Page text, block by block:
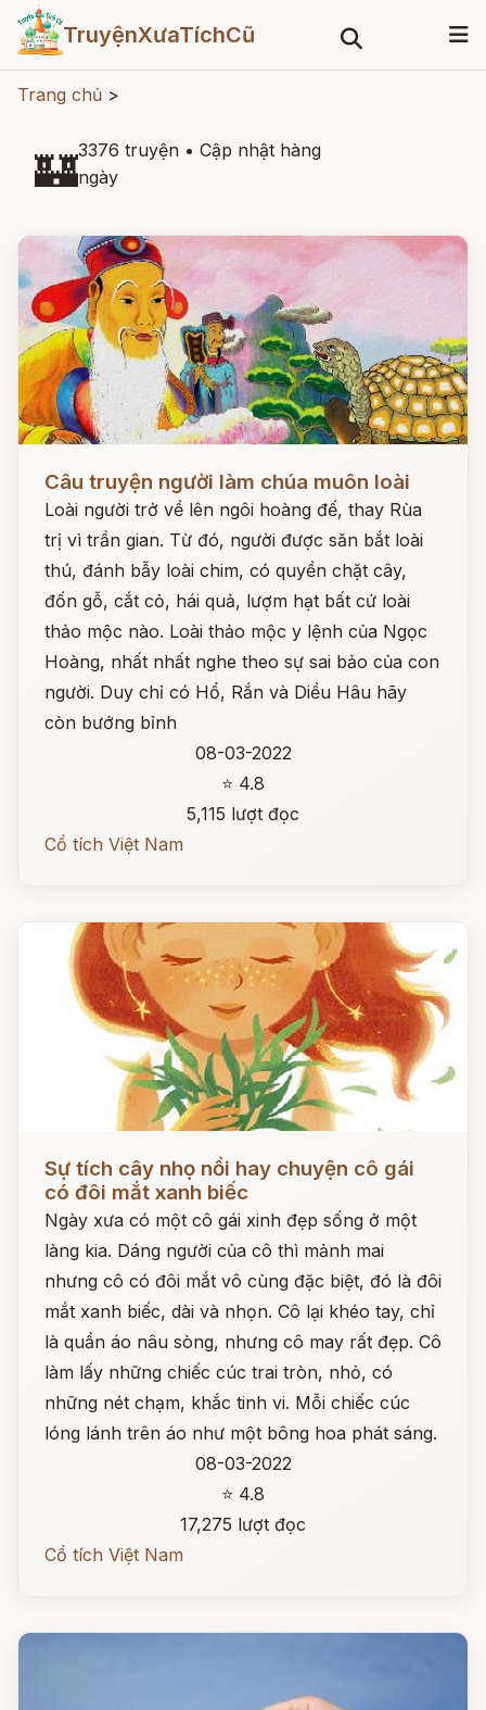
TruyệnXưaTíchCũ
Trang chủ >
🏰3376 truyện • Cập nhật hàng
ngày
Câu truyện người làm chúa muôn loài
Loài người trở về lên ngôi hoàng đế, thay Rùa
trị vì trần gian. Từ đó, người được săn bắt loài
thú, đánh bẫy loài chim, có quyền chặt cây,
đốn gỗ, cắt cỏ, hái quả, lượm hạt bất cứ loài
thảo mộc nào. Loài thảo mộc y lệnh của Ngọc
Hoàng, nhất nhất nghe theo sự sai bảo của con
người. Duy chỉ có Hổ, Rắn và Diều Hâu hãy
còn bướng bỉnh
08-03-2022
⭐ 4.8
5,115 lượt đọc
Cổ tích Việt Nam
Sự tích cây nhọ nồi hay chuyện cô gái
có đôi mắt xanh biếc
Ngày xưa có một cô gái xinh đẹp sống ở một
làng kia. Dáng người của cô thì mảnh mai
nhưng cô có đôi mắt vô cùng đặc biệt, đó là đôi
mắt xanh biếc, dài và nhọn. Cô lại khéo tay, chỉ
là quần áo nâu sòng, nhưng cô may rất đẹp. Cô
làm lấy những chiếc cúc trai tròn, nhỏ, có
những nét chạm, khắc tinh vi. Mỗi chiếc cúc
lóng lánh trên áo như một bông hoa phát sáng.
08-03-2022
⭐ 4.8
17,275 lượt đọc
Cổ tích Việt Nam